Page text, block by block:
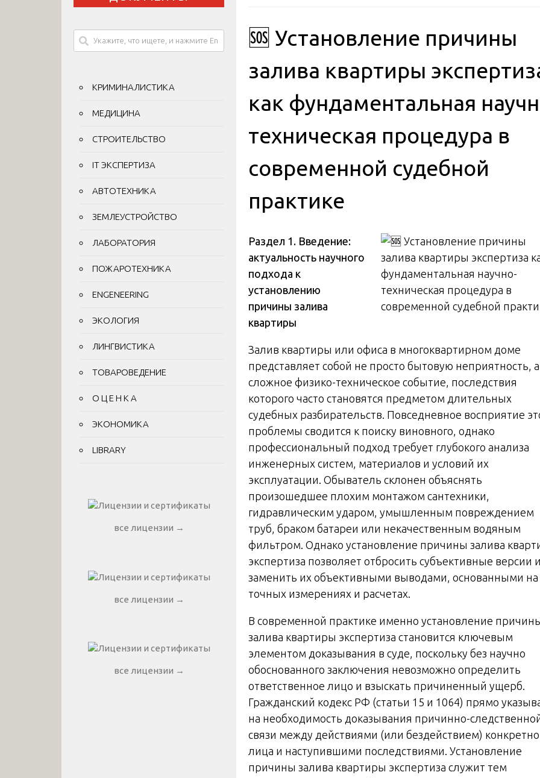
🆘 Установление причины
залива квартиры
как фундаментальная
техническая процедура в
современной судебной
практике
Раздел 1. Введение:
актуальность научного
подхода к
установлению
причины залива
квартиры
Залив квартиры или офиса в многоквартирном доме
представляет собой не просто бытовую неприятность, а
сложное физико-техническое событие, последствия
которого часто становятся предметом длительных
судебных разбирательств. Повседневное восприятие
проблемы сводится к поиску виновного, однако
профессиональный подход требует глубокого анализа
инженерных систем, материалов и условий их
эксплуатации. Обыватель склонен объяснять
произошедшее плохим монтажом сантехники,
гидравлическим ударом, умышленным повреждением
труб, браком батареи или некачественным водяным
фильтром. Однако установление причины залива
экспертиза позволяет отбросить субъективные версии и
заменить их объективными выводами, основанными на
точных измерениях и расчетах.
В современной практике именно установление
залива квартиры экспертиза становится ключевым
элементом доказывания в суде, поскольку без научно
обоснованного заключения невозможно определить
ответственное лицо и взыскать причиненный ущерб.
Гражданский кодекс РФ (статьи 15 и 1064) прямо
на необходимость доказывания причинно-
связи между действиями (или бездействием)
лица и наступившими последствиями. Установление
причины залива квартиры экспертиза служит тем
КРИМИНАЛИСТИКА
МЕДИЦИНА
СТРОИТЕЛЬСТВО
IT ЭКСПЕРТИЗА
АВТОТЕХНИКА
ЗЕМЛЕУСТРОЙСТВО
ЛАБОРАТОРИЯ
ПОЖАРОТЕХНИКА
ENGENEERING
ЭКОЛОГИЯ
ЛИНГВИСТИКА
ТОВАРОВЕДЕНИЕ
О Ц Е Н К А
ЭКОНОМИКА
LIBRARY
все лицензии →
все лицензии →
все лицензии →